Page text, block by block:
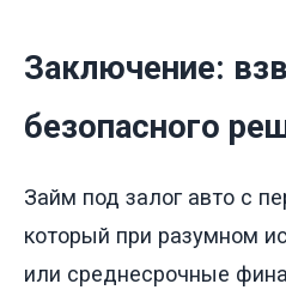
Заключение:
безопасного
Займ под залог авто с
который при разумном
или среднесрочные